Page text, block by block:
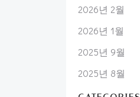
2026년 2월
2026년 1월
2025년 9월
2025년 8월